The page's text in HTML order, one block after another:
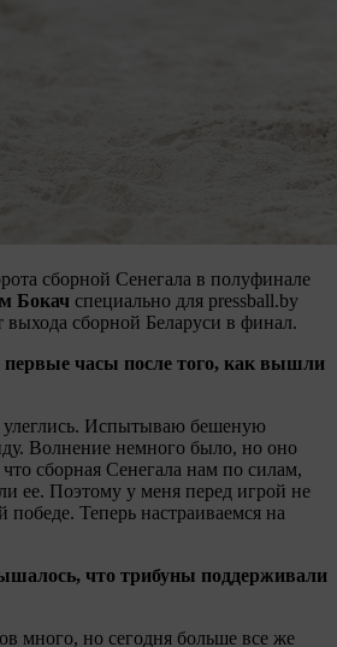
сборной Сенегала в полуфинале
Бокач специально для pressball.by
выхода сборной Беларуси в финал.
часы после того, как вышли
Испытываю бешеную
Волнение немного было, но оно
сборная Сенегала нам по силам,
ее. Поэтому у меня перед игрой не
Теперь настраиваемся на
что трибуны поддерживали
много, но сегодня больше все же